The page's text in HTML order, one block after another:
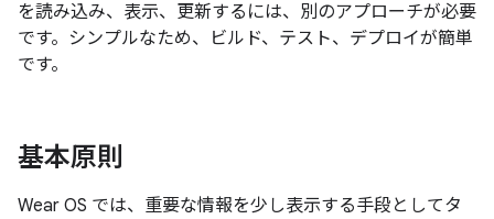
を読み込み、表示、更新するには、別のアプローチが必要
です。シンプルなため、ビルド、テスト、デプロイが簡単
です。
基本原則
Wear OS では、重要な情報を少し表示する手段としてタ